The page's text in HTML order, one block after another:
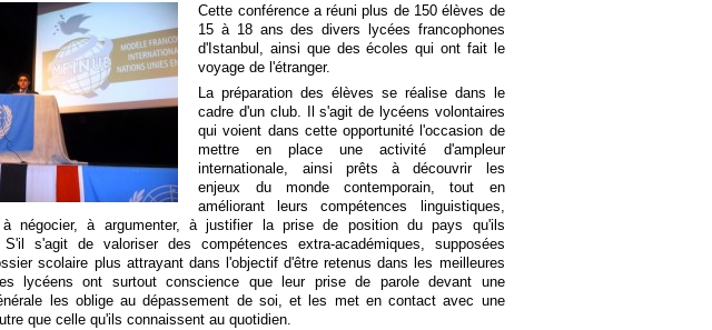
Cette conférence a réuni plus de 150 élèves de
15 à 18 ans des divers lycées francophones
d'Istanbul, ainsi que des écoles qui ont fait le
voyage de l'étranger.
La préparation des élèves se réalise dans le
cadre d'un club. Il s'agit de lycéens volontaires
qui voient dans cette opportunité l'occasion de
mettre en place une activité d'ampleur
internationale, ainsi prêts à découvrir les
enjeux du monde contemporain, tout en
améliorant leurs compétences linguistiques,
à négocier, à argumenter, à justifier la prise de position du pays qu'ils
S'il s'agit de valoriser des compétences extra-académiques, supposées
scolaire plus attrayant dans l'objectif d'être retenus dans les meilleures
lycéens ont surtout conscience que leur prise de parole devant une
les oblige au dépassement de soi, et les met en contact avec une
que celle qu'ils connaissent au quotidien.